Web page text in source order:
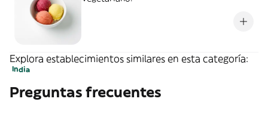
Explora establecimientos similares en esta categoría:
India
Preguntas frecuentes